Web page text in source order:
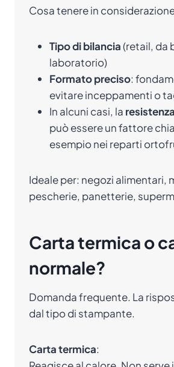
Cosa tenere in
Tipo di bilancia(retail, da
laboratorio)
Formato preciso:
evitare inceppamenti o
In alcuni casi, la
può essere un fattore
esempio nei reparti
Ideale per: negozi alimentari,
pescherie, panetterie,
Carta termica o
normale?
Domanda frequente. La
dal tipo di stampante.
Carta termica: